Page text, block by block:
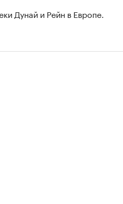
Дунай и Рейн в Европе.